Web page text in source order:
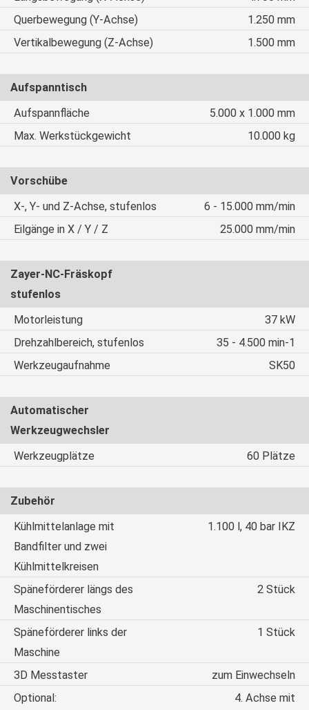
Querbewegung (Y-Achse)
1.250 mm
Vertikalbewegung (Z-Achse)
1.500 mm
Aufspanntisch
Aufspannfläche
5.000 x 1.000 mm
Max. Werkstückgewicht
10.000 kg
Vorschübe
X-, Y- und Z-Achse, stufenlos
6 - 15.000 mm/min
Eilgänge in X / Y / Z
25.000 mm/min
Zayer-NC-Fräskopf
stufenlos
Motorleistung
37 kW
Drehzahlbereich, stufenlos
35 - 4.500 min-1
Werkzeugaufnahme
SK50
Automatischer
Werkzeugwechsler
Werkzeugplätze
60 Plätze
Zubehör
Kühlmittelanlage mit
Bandfilter und zwei
Kühlmittelkreisen
1.100 l, 40 bar IKZ
Späneförderer längs des
Maschinentisches
2 Stück
Späneförderer links der
Maschine
1 Stück
3D Messtaster
zum Einwechseln
Optional:
4. Achse mit